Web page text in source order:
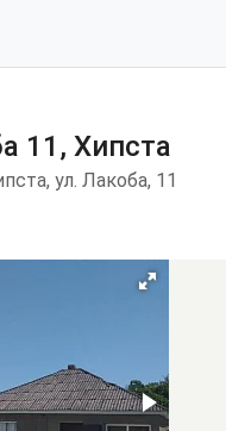
11, Хипста
ул. Лакоба, 11